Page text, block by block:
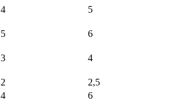
4 5
5
6
3 4
2
2,5
4 6